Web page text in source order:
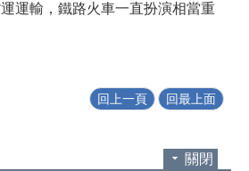
運輸，鐵路火車一直扮演相當重
回上一頁 回最上面
關閉